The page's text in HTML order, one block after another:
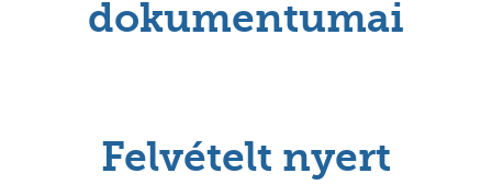
dokumentumai
Felvételt nyert